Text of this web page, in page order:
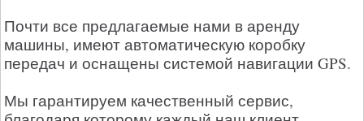
Почти все предлагаемые нами в аренду
машины, имеют автоматическую коробку
передач и оснащены системой навигации GPS.
Мы гарантируем качественный сервис,